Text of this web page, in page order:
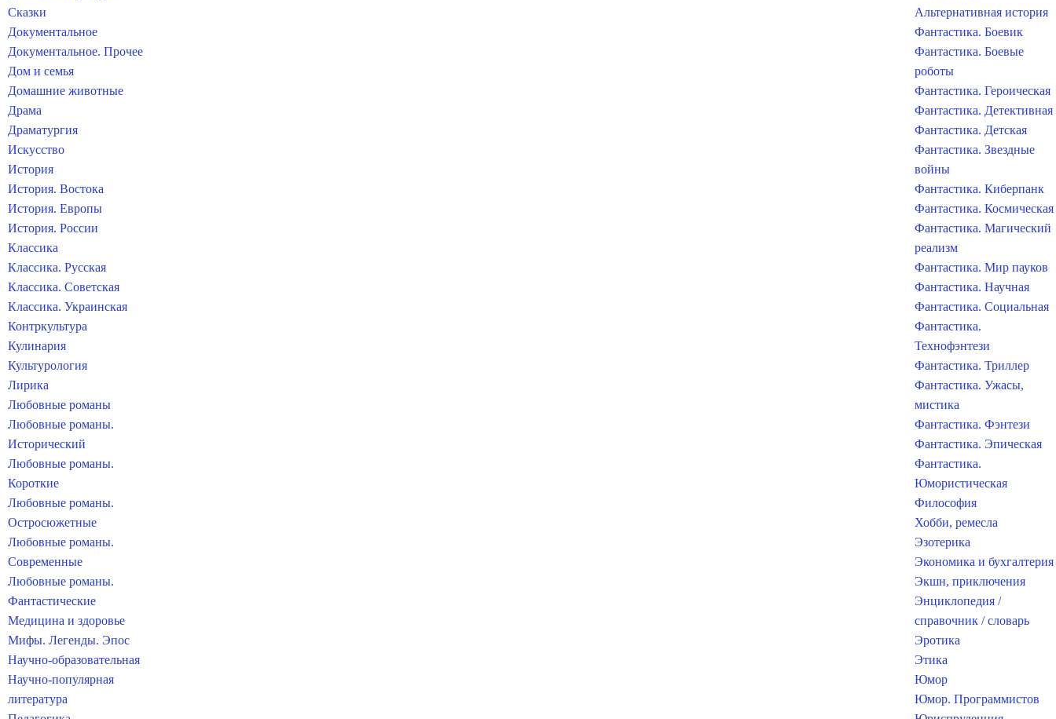
Сказки
Документальное
Документальное. Прочее
Дом и семья
Домашние животные
Драма
Драматургия
Искусство
История
История. Востока
История. Европы
История. России
Классика
Классика. Русская
Классика. Советская
Классика. Украинская
Контркультура
Кулинария
Культурология
Лирика
Любовные романы
Любовные романы.
Исторический
Любовные романы.
Короткие
Любовные романы.
Остросюжетные
Любовные романы.
Современные
Любовные романы.
Фантастические
Медицина и здоровье
Мифы. Легенды. Эпос
Научно-образовательная
Научно-популярная
литература
Альтернативная история
Фантастика. Боевик
Фантастика. Боевые
роботы
Фантастика. Героическая
Фантастика. Детективная
Фантастика. Детская
Фантастика. Звездные
войны
Фантастика. Киберпанк
Фантастика. Космическая
Фантастика. Магический
реализм
Фантастика. Мир пауков
Фантастика. Научная
Фантастика. Социальная
Фантастика.
Технофэнтези
Фантастика. Триллер
Фантастика. Ужасы,
мистика
Фантастика. Фэнтези
Фантастика. Эпическая
Фантастика.
Юмористическая
Философия
Хобби, ремесла
Эзотерика
Экономика и бухгалтерия
Экшн, приключения
Энциклопедия /
справочник / словарь
Эротика
Этика
Юмор
Юмор. Программистов